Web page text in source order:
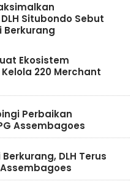
Situbondo Sebut
Berkurang
Ekosistem
220 Merchant
Perbaikan
Assembagoes
DLH Terus